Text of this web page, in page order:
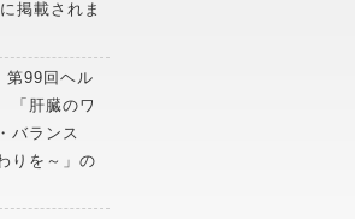
掲載されま
第99回ヘル
「肝臓のワ
バランス
りを～」の